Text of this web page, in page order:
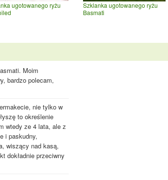
ugotowanego ryżu
Szklanka ugotowanego ryżu
Basmati
Moim
bardzo polecam,
nie tylko w
to określenie
wtedy ze 4 lata, ale z
i paskudny,
wiszący nad kasą,
dokładnie przeciwny